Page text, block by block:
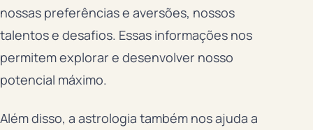
nossas preferências e aversões, nossos
talentos e desafios. Essas informações nos
permitem explorar e desenvolver nosso
potencial máximo.
Além disso, a astrologia também nos ajuda a